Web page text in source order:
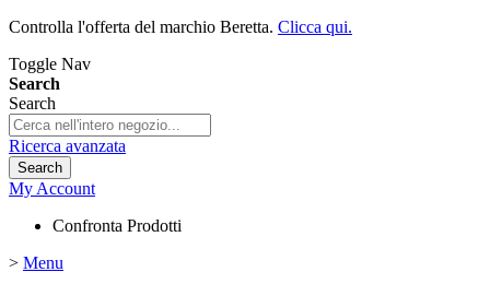
Controlla l'offerta del marchio Beretta. Clicca qui.
Toggle Nav
Search
Search
Ricerca avanzata
Search
My Account
Confronta Prodotti
> Menu